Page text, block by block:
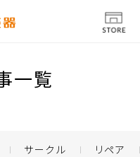
一覧
サークル リペア